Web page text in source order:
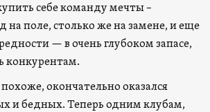
себе команду мечты –
на поле, столько же на замене, и еще
— в очень глубоком запасе,
конкурентам.
окончательно оказался
и бедных. Теперь одним клубам,